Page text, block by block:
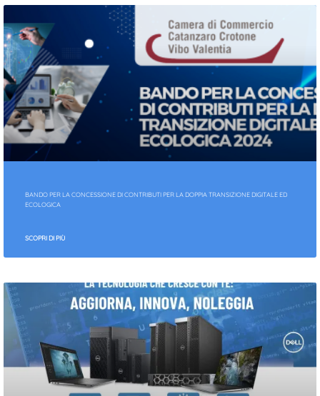
BANDO PER LA CONCESSIONE DI CONTRIBUTI PER LA DOPPIA TRANSIZIONE DIGITALE ED
ECOLOGICA
SCOPRI DI PIÙ